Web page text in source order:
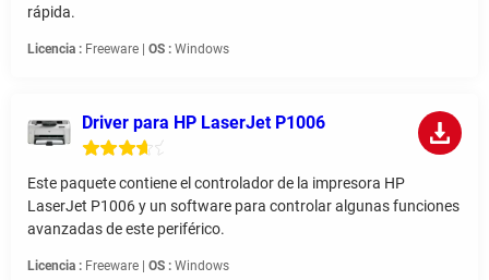
rápida.
Licencia : Freeware | OS : Windows
Driver para HP LaserJet P1006
Este paquete contiene el controlador de la impresora HP
LaserJet P1006 y un software para controlar algunas funciones
avanzadas de este periférico.
Licencia : Freeware | OS : Windows